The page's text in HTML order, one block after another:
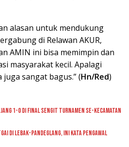
alasan untuk mendukung
di Relawan AKUR,
AMIN ini bisa memimpin dan
masyarakat kecil. Apalagi
sangat bagus.” (Hn/Red)
1-0 di Final Sengit Turnamen se-Kecamatan
di Lebak-Pandeglang, Ini Kata Pengawal